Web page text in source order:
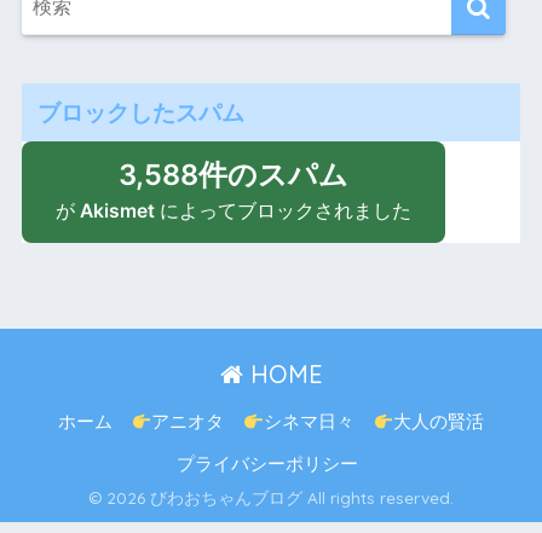
ブロックしたスパム
3,588件のスパム
が Akismetによってブロックされました
HOME
ホーム アニオタ シネマ日々 大人の賢活
プライバシーポリシー
© 2026 びわおちゃんブログ All rights reserved.